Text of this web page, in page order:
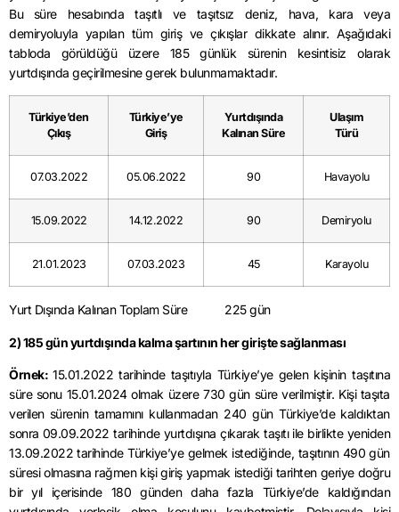
Bu süre hesabında taşıtlı ve taşıtsız deniz, hava, kara veya
demiryoluyla yapılan tüm giriş ve çıkışlar dikkate alınır. Aşağıdaki
tabloda görüldüğü üzere 185 günlük sürenin kesintisiz olarak
yurtdışında geçirilmesine gerek bulunmamaktadır.
Türkiye’den
Çıkış
Türkiye’ye
Giriş
Yurtdışında
Kalınan Süre
Ulaşım
Türü
07.03.2022 05.06.2022 90 Havayolu
15.09.2022 14.12.2022 90 Demiryolu
21.01.2023 07.03.2023 45 Karayolu
Yurt Dışında Kalınan Toplam Süre 225 gün
2) 185 gün yurtdışında kalma şartının her girişte sağlanması
Örnek:15.01.2022 tarihinde taşıtıyla Türkiye’ye gelen kişinin taşıtına
süre sonu 15.01.2024 olmak üzere 730 gün süre verilmiştir. Kişi taşıta
verilen sürenin tamamını kullanmadan 240 gün Türkiye’de kaldıktan
sonra 09.09.2022 tarihinde yurtdışına çıkarak taşıtı ile birlikte yeniden
13.09.2022 tarihinde Türkiye’ye gelmek istediğinde, taşıtının 490 gün
süresi olmasına rağmen kişi giriş yapmak istediği tarihten geriye doğru
bir yıl içerisinde 180 günden daha fazla Türkiye’de kaldığından